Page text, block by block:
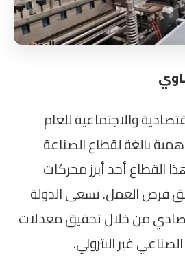
والاجتماعية للعام
2026/2027 أهمية بالغة لقطاع الصناعة
القطاع أحد أبرز محركات
فرص العمل. تسعى الدولة
من خلال تحقيق معدلات
غير البترولي.